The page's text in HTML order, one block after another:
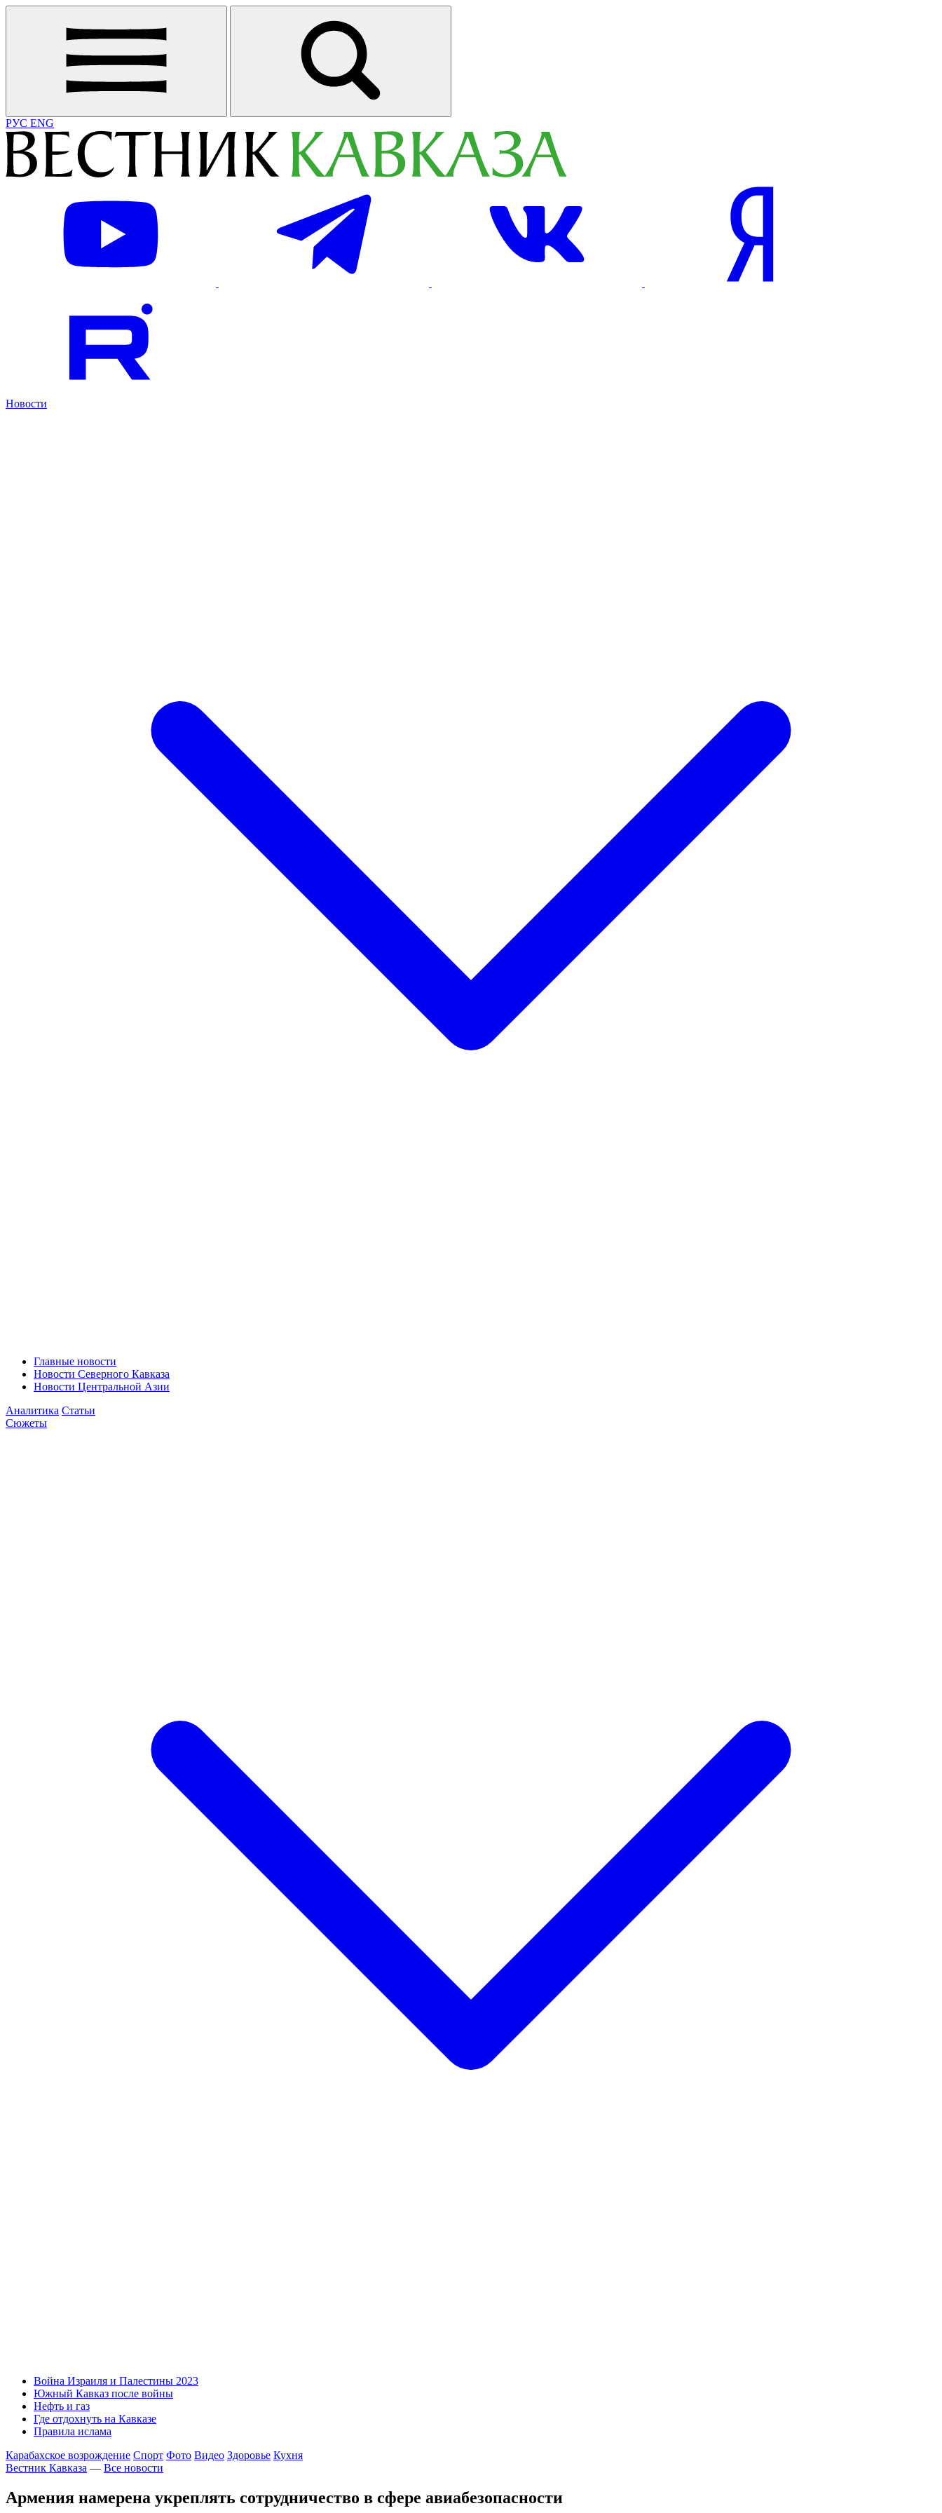
РУС ENG
Новости
Главные новости
Новости Северного Кавказа
Новости Центральной Азии
Аналитика Статьи
Сюжеты
Война Израиля и Палестины 2023
Южный Кавказ после войны
Нефть и газ
Где отдохнуть на Кавказе
Правила ислама
Карабахское возрождение Спорт Фото Видео Здоровье Кухня
Вестник Кавказа — Все новости
Армения намерена укреплять сотрудничество в сфере авиабезопасности